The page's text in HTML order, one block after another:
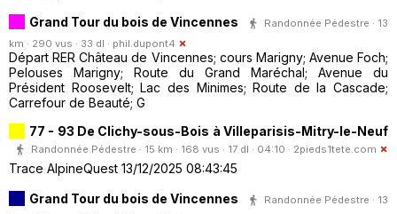
Grand Tour du bois de Vincennes
Randonnée Pédestre · 13
km · 290 vus · 33 dl · phil.dupont4
Départ RER Château de Vincennes; cours Marigny; Avenue Foch;
Pelouses Marigny; Route du Grand Maréchal; Avenue du
Président Roosevelt; Lac des Minimes; Route de la Cascade;
Carrefour de Beauté; G
77 - 93 De Clichy-sous-Bois à Villeparisis-Mitry-le-Neuf
Randonnée Pédestre · 15 km · 168 vus · 17 dl · 04:10 · 2pieds1tete.com
Trace AlpineQuest 13/12/2025 08:43:45
Grand Tour du bois de Vincennes
Randonnée Pédestre · 13